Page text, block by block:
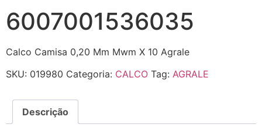
6007001536035
Calco Camisa 0,20 Mm Mwm X 10 Agrale
SKU: 019980 Categoria: CALCO Tag: AGRALE
Descrição